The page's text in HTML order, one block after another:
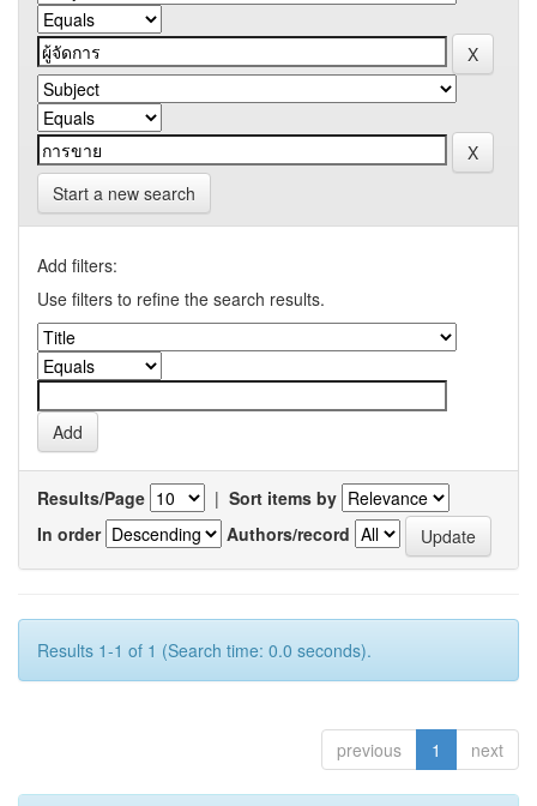
Start a new search
Add filters:
Use filters to refine the search results.
Results/Page | Sort items by
In order
Authors/record
Results 1-1 of 1 (Search time: 0.0 seconds).
previous 1 next